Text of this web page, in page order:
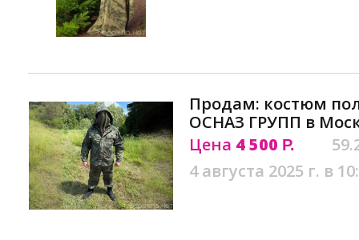
Продам: костюм
ОСНАЗ ГРУПП в
Цена 4 500 Р.
4 августа 2025 г. в